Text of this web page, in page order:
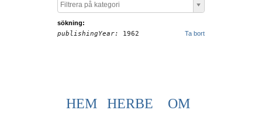
Filtrera på kategori
sökning:
Ta bort
publishingYear: 1962
HEM
HERBE
OM